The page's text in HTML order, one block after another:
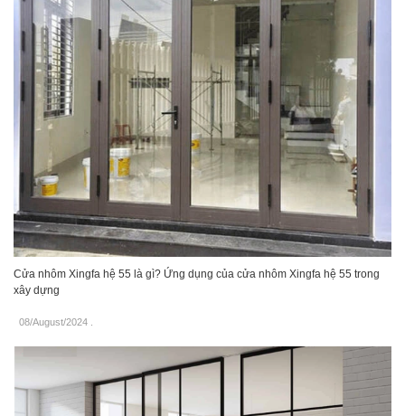
Cửa nhôm Xingfa hệ 55 là gì? Ứng dụng của cửa nhôm Xingfa hệ 55 trong
xây dựng
08/August/2024